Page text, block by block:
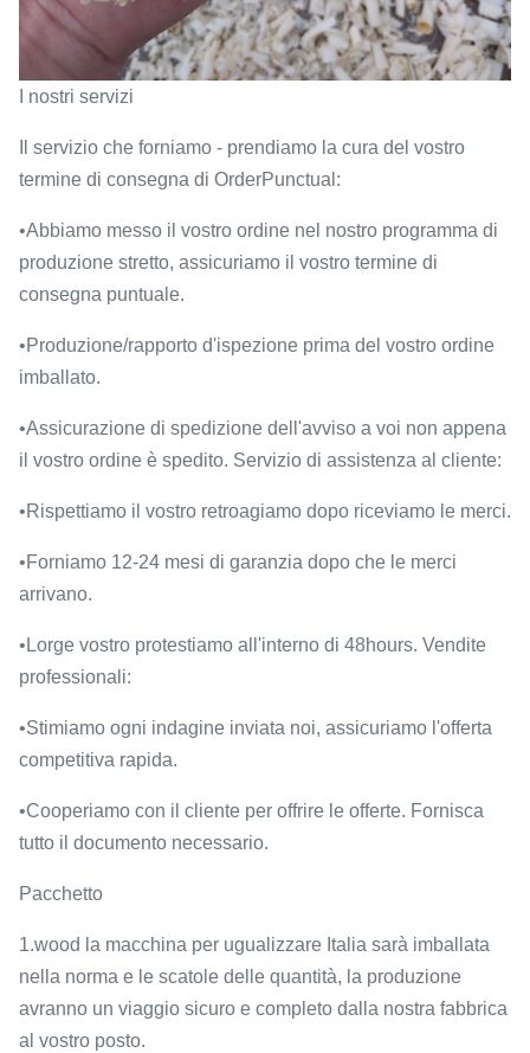
I nostri servizi
Il servizio che forniamo - prendiamo la cura del vostro
termine di consegna di OrderPunctual:
•Abbiamo messo il vostro ordine nel nostro programma di
produzione stretto, assicuriamo il vostro termine di
consegna puntuale.
•Produzione/rapporto d'ispezione prima del vostro ordine
imballato.
•Assicurazione di spedizione dell'avviso a voi non appena
il vostro ordine è spedito. Servizio di assistenza al cliente:
•Rispettiamo il vostro retroagiamo dopo riceviamo le merci.
•Forniamo 12-24 mesi di garanzia dopo che le merci
arrivano.
•Lorge vostro protestiamo all'interno di 48hours. Vendite
professionali:
•Stimiamo ogni indagine inviata noi, assicuriamo l'offerta
competitiva rapida.
•Cooperiamo con il cliente per offrire le offerte. Fornisca
tutto il documento necessario.
Pacchetto
1.wood la macchina per ugualizzare Italia sarà imballata
nella norma e le scatole delle quantità, la produzione
avranno un viaggio sicuro e completo dalla nostra fabbrica
al vostro posto.